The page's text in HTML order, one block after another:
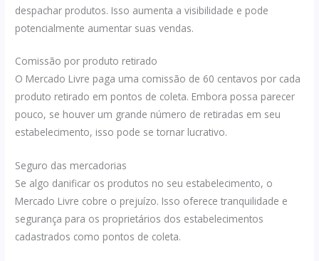
despachar produtos. Isso aumenta a visibilidade e pode
potencialmente aumentar suas vendas.
Comissão por produto retirado
O Mercado Livre paga uma comissão de 60 centavos por cada
produto retirado em pontos de coleta. Embora possa parecer
pouco, se houver um grande número de retiradas em seu
estabelecimento, isso pode se tornar lucrativo.
Seguro das mercadorias
Se algo danificar os produtos no seu estabelecimento, o
Mercado Livre cobre o prejuízo. Isso oferece tranquilidade e
segurança para os proprietários dos estabelecimentos
cadastrados como pontos de coleta.